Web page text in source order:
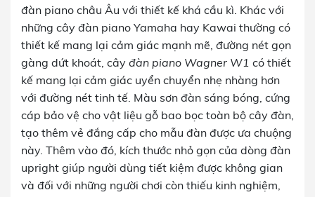
đàn piano châu Âu với thiết kế khá cầu kì. Khác với
những cây đàn piano Yamaha hay Kawai thường có
thiết kế mang lại cảm giác mạnh mẽ, đường nét gọn
gàng dứt khoát, cây đàn piano Wagner W1 có thiết
kế mang lại cảm giác uyển chuyển nhẹ nhàng hơn
với đường nét tinh tế. Màu sơn đàn sáng bóng, cứng
cáp bảo vệ cho vật liệu gỗ bao bọc toàn bộ cây đàn,
tạo thêm vẻ đắng cấp cho mẫu đàn được ưa chuộng
này. Thêm vào đó, kích thước nhỏ gọn của dòng đàn
upright giúp người dùng tiết kiệm được không gian
và đối với những người chơi còn thiếu kinh nghiệm,